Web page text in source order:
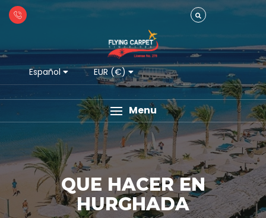
Español EUR (€)
Menu
QUE HACER EN
HURGHADA